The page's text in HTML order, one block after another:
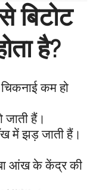
बिटोट
है?
कम हो
जाती हैं।
में झड़ जाती हैं।
आंख के केंद्र की